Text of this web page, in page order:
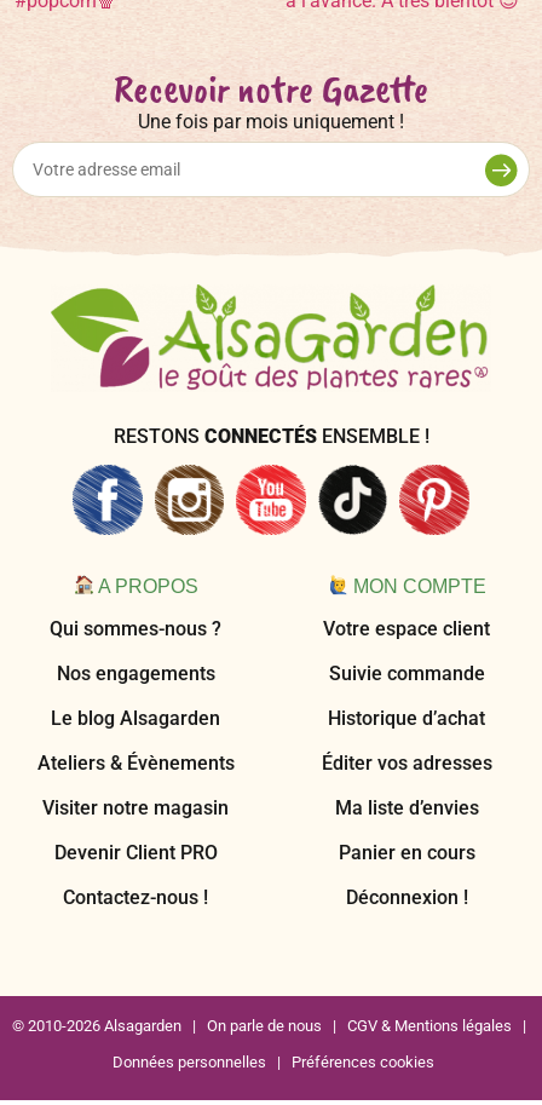
Recevoir notre Gazette
Une fois par mois uniquement !
RESTONS CONNECTÉS ENSEMBLE !
A PROPOS
Qui sommes-nous ?
Nos engagements
Le blog Alsagarden
Ateliers & Évènements
Visiter notre magasin
Devenir Client PRO
Contactez-nous !
MON COMPTE
Votre espace client
Suivie commande
Historique d’achat
Éditer vos adresses
Ma liste d’envies
Panier en cours
Déconnexion !
© 2010-2026 Alsagarden | On parle de nous | CGV & Mentions légales |
Données personnelles | Préférences cookies